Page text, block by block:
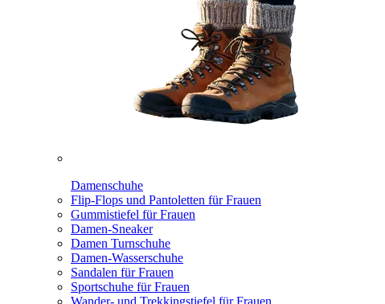
Damenschuhe
Flip-Flops und Pantoletten für Frauen
Gummistiefel für Frauen
Damen-Sneaker
Damen Turnschuhe
Damen-Wasserschuhe
Sandalen für Frauen
Sportschuhe für Frauen
Wander- und Trekkingstiefel für Frauen